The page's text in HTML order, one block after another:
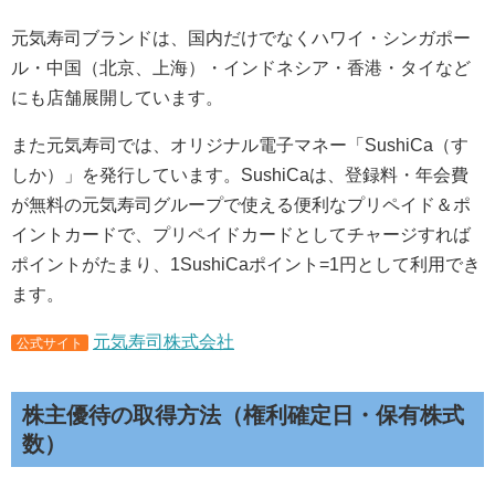
元気寿司ブランドは、国内だけでなくハワイ・シンガポー
ル・中国（北京、上海）・インドネシア・香港・タイなど
にも店舗展開しています。
また元気寿司では、オリジナル電子マネー「SushiCa（す
しか）」を発行しています。SushiCaは、登録料・年会費
が無料の元気寿司グループで使える便利なプリペイド＆ポ
イントカードで、プリペイドカードとしてチャージすれば
ポイントがたまり、1SushiCaポイント=1円として利用でき
ます。
公式サイト 元気寿司株式会社
株主優待の取得方法（権利確定日・保有株式
数）